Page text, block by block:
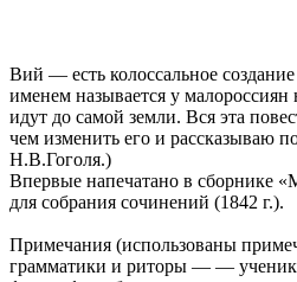
Вий — есть колоссальное
именем называется у малороссиян
идут до самой земли. Вся эта
чем изменить его и рассказываю
Н.В.Гоголя.)
Впервые напечатано в сборнике
для собрания сочинений (1842 г.).
Примечания (использованы
грамматики и риторы — —